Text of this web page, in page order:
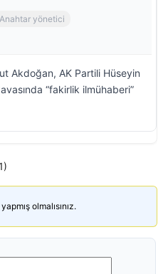
Anahtar yönetici
Akdoğan, AK Partili Hüseyin
“fakirlik ilmühaberi”
olmalısınız.